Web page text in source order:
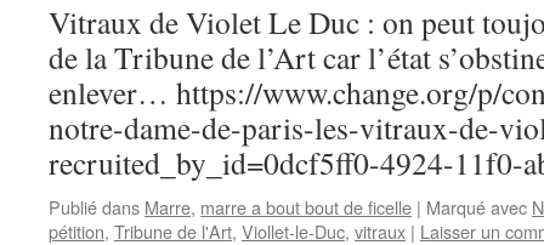
Vitraux de Violet Le Duc : on peut
de la Tribune de l’Art car l’état
enlever… https://www.change.org/p/
notre-dame-de-paris-les-vitraux-de-
recruited_by_id=0dcf5ff0-4924-11f0-
Publié dans Marre, marre a bout bout de ficelle | Marqué avec
pétition, Tribune de l'Art, Viollet-le-Duc, vitraux | Laisser un